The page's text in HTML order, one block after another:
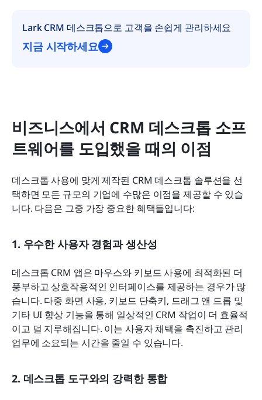
Lark CRM 데스크톱으로 고객을 손쉽게 관리하세요
지금 시작하세요
비즈니스에서 CRM 데스크톱 소프
트웨어를 도입했을 때의 이점
데스크톱 사용에 맞게 제작된 CRM 데스크톱 솔루션을 선
택하면 모든 규모의 기업에 수많은 이점을 제공할 수 있습
니다. 다음은 그중 가장 중요한 혜택들입니다:
1. 우수한 사용자 경험과 생산성
데스크톱 CRM 앱은 마우스와 키보드 사용에 최적화된 더
풍부하고 상호작용적인 인터페이스를 제공하는 경우가 많
습니다. 다중 화면 사용, 키보드 단축키, 드래그 앤 드롭 및
기타 UI 향상 기능을 통해 일상적인 CRM 작업이 더 효율적
이고 덜 지루해집니다. 이는 사용자 채택을 촉진하고 관리
업무에 소요되는 시간을 줄일 수 있습니다.
2. 데스크톱 도구와의 강력한 통합